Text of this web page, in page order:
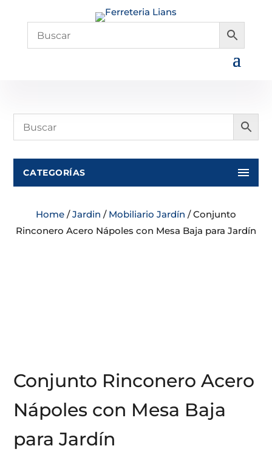
CATEGORÍAS
Home /Jardin / Mobiliario Jardín / Conjunto
Rinconero Acero Nápoles con Mesa Baja para Jardín
Conjunto Rinconero Acero
Nápoles con Mesa Baja
para Jardín